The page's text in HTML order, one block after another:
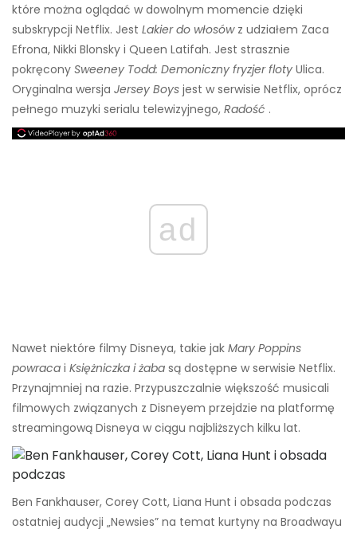
które można oglądać w dowolnym momencie dzięki
subskrypcji Netflix. Jest Lakier do włosówz udziałem Zaca
Efrona, Nikki Blonsky i Queen Latifah. Jest strasznie
pokręcony Sweeney Todd: Demoniczny fryzjer floty Ulica.
Oryginalna wersja Jersey Boys jest w serwisie Netflix, oprócz
pełnego muzyki serialu telewizyjnego, Radość .
ad
Nawet niektóre filmy Disneya, takie jak Mary Poppins
powraca i Księżniczka i żaba są dostępne w serwisie Netflix.
Przynajmniej na razie. Przypuszczalnie większość musicali
filmowych związanych z Disneyem przejdzie na platformę
streamingową Disneya w ciągu najbliższych kilku lat.
Ben Fankhauser, Corey Cott, Liana Hunt i obsada podczas
ostatniej audycji „Newsies” na temat kurtyny na Broadwayu